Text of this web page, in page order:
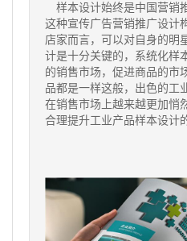
样本设计始终是中国营销
这种宣传广告营销推广设计
店家而言，可以对自身的明
计是十分关键的，系统化样
的销售市场，促进商品的市
品都是一样这般，出色的工
在销售市场上越来越更加悄
合理提升工业产品样本设计